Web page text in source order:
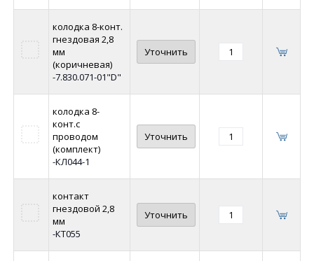
колодка 8-конт.
гнездовая 2,8
мм
(коричневая)
-7.830.071-01"D"
Уточнить
колодка 8-
конт.с
проводом
(комплект)
-КЛ044-1
Уточнить
контакт
гнездовой 2,8
мм
-КТ055
Уточнить